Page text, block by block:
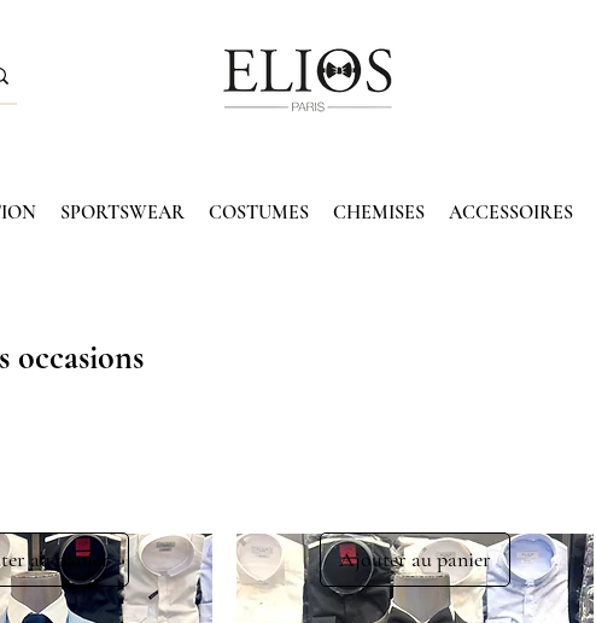
SPORTSWEAR COSTUMES CHEMISES ACCESSOIRES
occasions
au panier Ajouter au panier